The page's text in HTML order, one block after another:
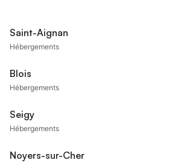
Saint-Aignan
Hébergements
Blois
Hébergements
Seigy
Hébergements
Noyers-sur-Cher